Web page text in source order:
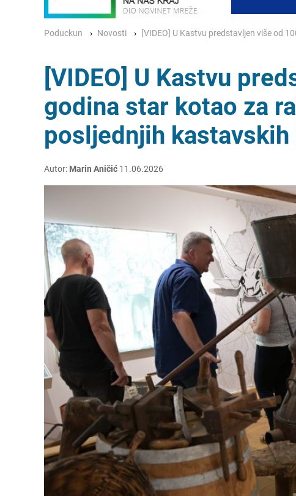
Poduckun Novosti [VIDEO] U Kastvu predstavljen više od
[VIDEO] U Kastvu
godina star kotao za
posljednjih kastavskih
Autor: Marin Aničić 11.06.2026